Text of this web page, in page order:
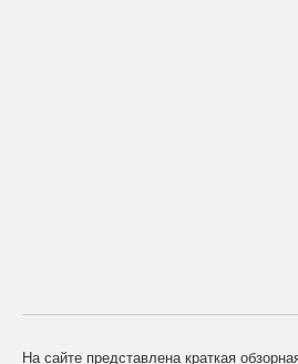
На сайте представлена краткая